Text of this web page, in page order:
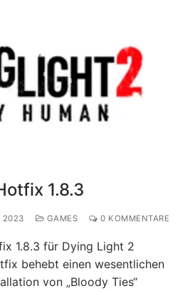
1.8.3
2023 GAMES 0 KOMMENTARE
1.8.3 für Dying Light 2
behebt einen wesentlichen
von „Bloody Ties“